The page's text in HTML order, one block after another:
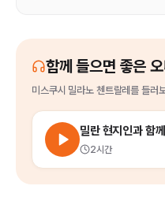
함께 들으면 좋은
미스쿠시 밀라노 첸트랄레를 들러
2시간